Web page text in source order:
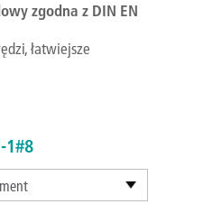
zgodna z DIN EN
łatwiejsze
1#8